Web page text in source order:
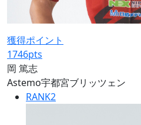
獲得ポイント
1746pts
岡 篤志
Astemo宇都宮ブリッツェン
RANK2